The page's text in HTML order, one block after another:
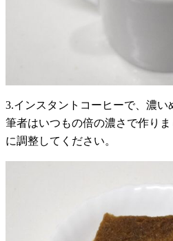
3.インスタントコーヒーで、濃い
筆者はいつもの倍の濃さで作り
に調整してください。